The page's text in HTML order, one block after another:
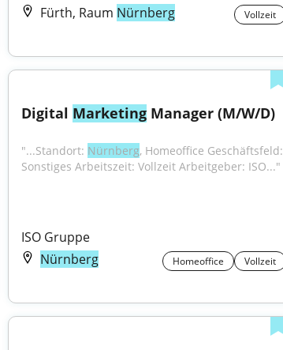
Fürth, Raum Nürnberg Vollzeit
Digital Marketing Manager (M/W/D)
"...Standort: Nürnberg, Homeoffice Geschäftsfeld:
Sonstiges Arbeitszeit: Vollzeit Arbeitgeber: ISO..."
ISO Gruppe
Nürnberg
Homeoffice Vollzeit